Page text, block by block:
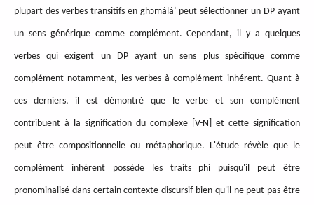
plupart des verbes transitifs en ghɔmáláʼ peut sélectionner un DP ayant
un sens générique comme complément. Cependant, il y a quelques
verbes qui exigent un DP ayant un sens plus spécifique comme
complément notamment, les verbes à complément inhérent. Quant à
ces derniers, il est démontré que le verbe et son complément
contribuent à la signification du complexe [V-N] et cette signification
peut être compositionnelle ou métaphorique. L'étude révèle que le
complément inhérent possède les traits phi puisqu'il peut être
pronominalisé dans certain contexte discursif bien qu'il ne peut pas être